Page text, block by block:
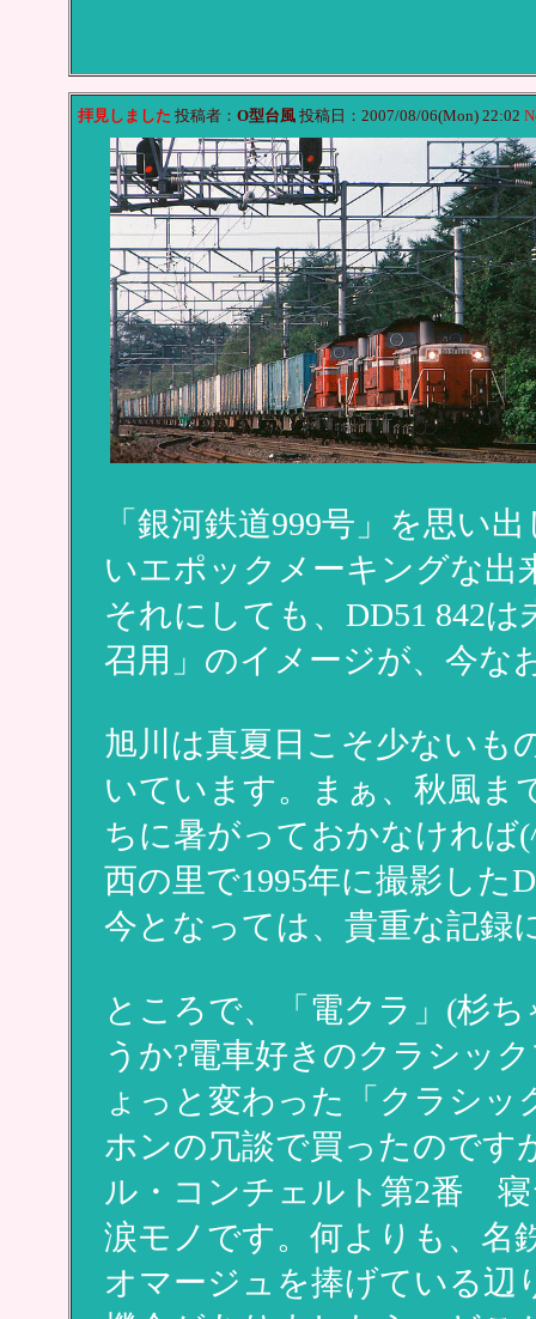
拝見しました 投稿者： O型台風 投稿日：2007/08/06(Mon) 22:02
「銀河鉄道999号」を思い
いエポックメーキングな出
それにしても、DD51 842
召用」のイメージが、今な
旭川は真夏日こそ少ないも
いています。まぁ、秋風ま
ちに暑がっておかなければ
西の里で1995年に撮影した
今となっては、貴重な記録
ところで、「電クラ」(杉
うか?電車好きのクラシッ
ょっと変わった「クラシッ
ホンの冗談で買ったのです
ル・コンチェルト第2番 寝
涙モノです。何よりも、名
オマージュを捧げている辺